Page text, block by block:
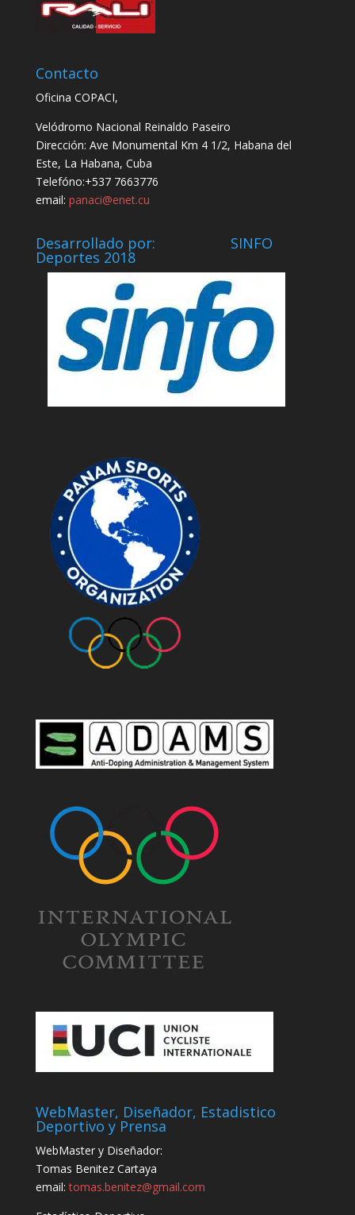
Contacto
Oficina COPACI,
Velódromo Nacional Reinaldo Paseiro
Dirección: Ave Monumental Km 4 1/2, Habana del
Este, La Habana, Cuba
Telefóno:+537 7663776
email: panaci@enet.cu
Desarrollado por: SINFO
Deportes 2018
WebMaster, Diseñador, Estadistico
Deportivo y Prensa
WebMaster y Diseñador:
Tomas Benitez Cartaya
email:tomas.benitez@gmail.com